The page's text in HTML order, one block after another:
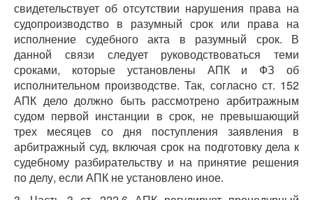
свидетельствует об отсутствии нарушения права на
судопроизводство в разумный срок или права на
исполнение судебного акта в разумный срок. В
данной связи следует руководствоваться теми
сроками, которые установлены АПК и ФЗ об
исполнительном производстве. Так, согласно ст. 152
АПК дело должно быть рассмотрено арбитражным
судом первой инстанции в срок, не превышающий
трех месяцев со дня поступления заявления в
арбитражный суд, включая срок на подготовку дела к
судебному разбирательству и на принятие решения
по делу, если АПК не установлено иное.